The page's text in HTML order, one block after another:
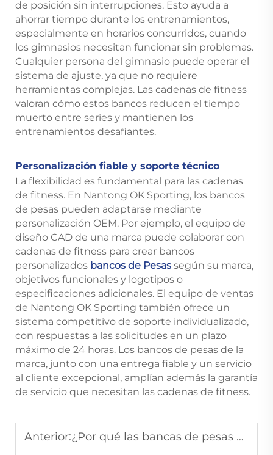
de posición sin interrupciones. Esto ayuda a
ahorrar tiempo durante los entrenamientos,
especialmente en horarios concurridos, cuando
los gimnasios necesitan funcionar sin problemas.
Cualquier persona del gimnasio puede operar el
sistema de ajuste, ya que no requiere
herramientas complejas. Las cadenas de fitness
valoran cómo estos bancos reducen el tiempo
muerto entre series y mantienen los
entrenamientos desafiantes.
Personalización fiable y soporte técnico
La flexibilidad es fundamental para las cadenas
de fitness. En Nantong OK Sporting, los bancos
de pesas pueden adaptarse mediante
personalización OEM. Por ejemplo, el equipo de
diseño CAD de una marca puede colaborar con
cadenas de fitness para crear bancos
personalizados bancos de Pesas según su marca,
objetivos funcionales y logotipos o
especificaciones adicionales. El equipo de ventas
de Nantong OK Sporting también ofrece un
sistema competitivo de soporte individualizado,
con respuestas a las solicitudes en un plazo
máximo de 24 horas. Los bancos de pesas de la
marca, junto con una entrega fiable y un servicio
al cliente excepcional, amplían además la garantía
de servicio que necesitan las cadenas de fitness.
Anterior:¿Por qué las bancas de pesas siguen siendo esenciales en los gimnasios?